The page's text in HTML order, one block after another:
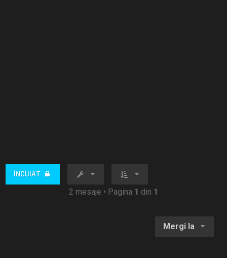
ÎNCUIAT
2 mesaje • Pagina 1 din 1
Mergi la